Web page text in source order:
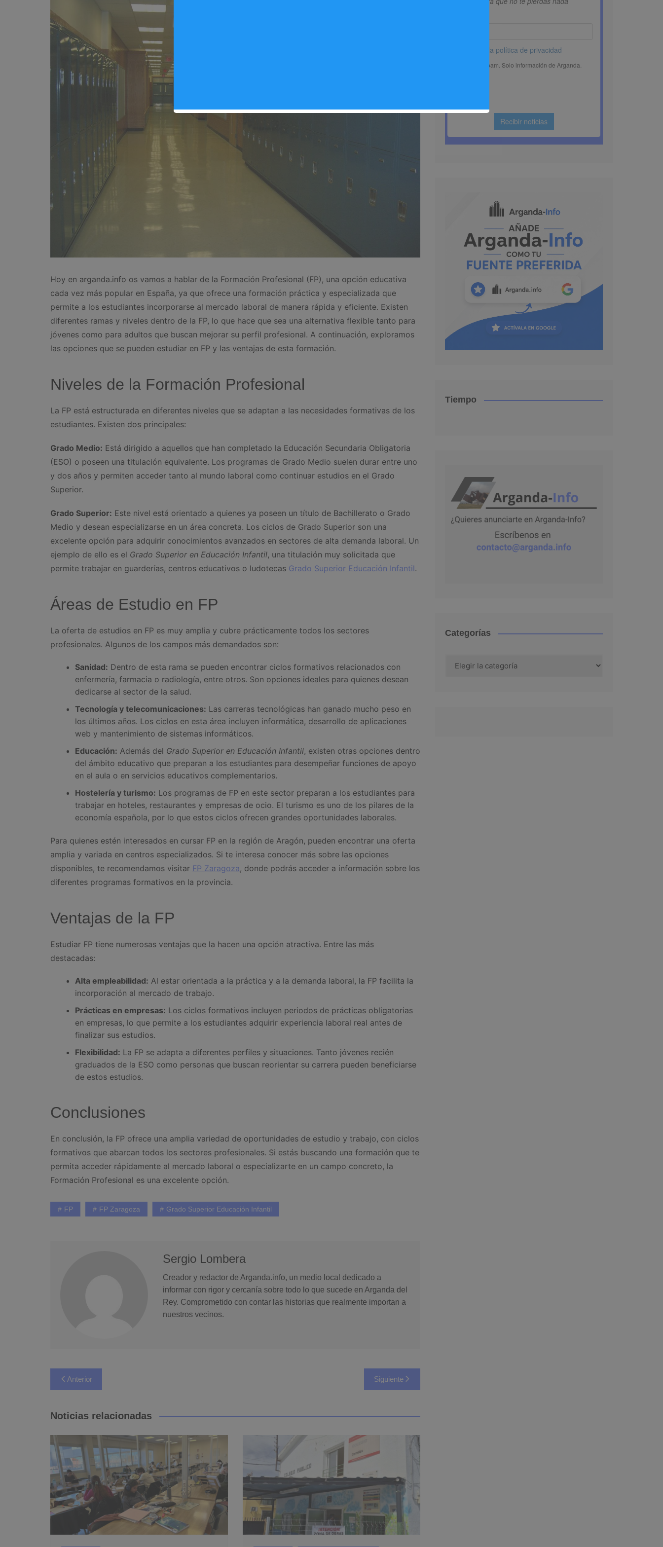
Hoy en arganda.info os vamos a hablar de la Formación Profesional (FP), una opción educativa
cada vez más popular en España, ya que ofrece una formación práctica y especializada que
permite a los estudiantes incorporarse al mercado laboral de manera rápida y eficiente. Existen
diferentes ramas y niveles dentro de la FP, lo que hace que sea una alternativa flexible tanto para
jóvenes como para adultos que buscan mejorar su perfil profesional. A continuación, exploramos
las opciones que se pueden estudiar en FP y las ventajas de esta formación.
Niveles de la Formación Profesional
La FP está estructurada en diferentes niveles que se adaptan a las necesidades formativas de los
estudiantes. Existen dos principales:
Grado Medio: Está dirigido a aquellos que han completado la Educación Secundaria Obligatoria
(ESO) o poseen una titulación equivalente. Los programas de Grado Medio suelen durar entre uno
y dos años y permiten acceder tanto al mundo laboral como continuar estudios en el Grado
Superior.
Grado Superior: Este nivel está orientado a quienes ya poseen un título de Bachillerato o Grado
Medio y desean especializarse en un área concreta. Los ciclos de Grado Superior son una
excelente opción para adquirir conocimientos avanzados en sectores de alta demanda laboral. Un
ejemplo de ello es el Grado Superior en Educación Infantil, una titulación muy solicitada que
permite trabajar en guarderías, centros educativos o ludotecas Grado Superior Educación Infantil.
Áreas de Estudio en FP
La oferta de estudios en FP es muy amplia y cubre prácticamente todos los sectores
profesionales. Algunos de los campos más demandados son:
Sanidad: Dentro de esta rama se pueden encontrar ciclos formativos relacionados con
enfermería, farmacia o radiología, entre otros. Son opciones ideales para quienes desean
dedicarse al sector de la salud.
Tecnología y telecomunicaciones: Las carreras tecnológicas han ganado mucho peso en
los últimos años. Los ciclos en esta área incluyen informática, desarrollo de aplicaciones
web y mantenimiento de sistemas informáticos.
Educación: Además del Grado Superior en Educación Infantil, existen otras opciones dentro
del ámbito educativo que preparan a los estudiantes para desempeñar funciones de apoyo
en el aula o en servicios educativos complementarios.
Hostelería y turismo: Los programas de FP en este sector preparan a los estudiantes para
trabajar en hoteles, restaurantes y empresas de ocio. El turismo es uno de los pilares de la
economía española, por lo que estos ciclos ofrecen grandes oportunidades laborales.
Para quienes estén interesados en cursar FP en la región de Aragón, pueden encontrar una oferta
amplia y variada en centros especializados. Si te interesa conocer más sobre las opciones
disponibles, te recomendamos visitar FP Zaragoza, donde podrás acceder a información sobre los
diferentes programas formativos en la provincia.
Ventajas de la FP
Estudiar FP tiene numerosas ventajas que la hacen una opción atractiva. Entre las más
destacadas:
Alta empleabilidad: Al estar orientada a la práctica y a la demanda laboral, la FP facilita la
incorporación al mercado de trabajo.
Prácticas en empresas: Los ciclos formativos incluyen periodos de prácticas obligatorias
en empresas, lo que permite a los estudiantes adquirir experiencia laboral real antes de
finalizar sus estudios.
Flexibilidad: La FP se adapta a diferentes perfiles y situaciones. Tanto jóvenes recién
graduados de la ESO como personas que buscan reorientar su carrera pueden beneficiarse
de estos estudios.
Conclusiones
En conclusión, la FP ofrece una amplia variedad de oportunidades de estudio y trabajo, con ciclos
formativos que abarcan todos los sectores profesionales. Si estás buscando una formación que te
permita acceder rápidamente al mercado laboral o especializarte en un campo concreto, la
Formación Profesional es una excelente opción.
FP FP Zaragoza Grado Superior Educación Infantil
Sergio Lombera
Creador y redactor de Arganda.info, un medio local dedicado a
informar con rigor y cercanía sobre todo lo que sucede en Arganda del
Rey. Comprometido con contar las historias que realmente importan a
nuestros vecinos.
Navegación
de
entradas
Anterior Siguiente
Noticias relacionadas
Tiempo
Categorías